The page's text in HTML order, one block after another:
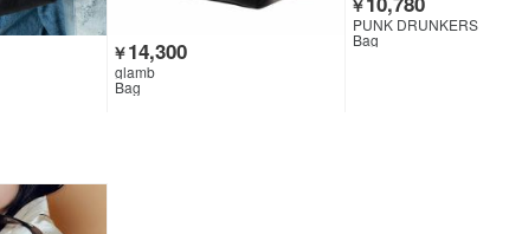
￥14,300
glamb
Bag
￥
PUNK DRUNKERS
Bag